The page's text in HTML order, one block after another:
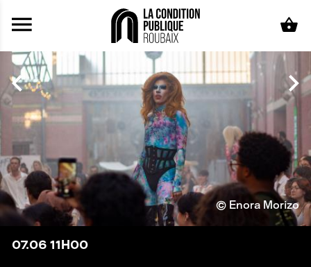
Aller au contenu principal
© Enora Morizo
07.06 11H00